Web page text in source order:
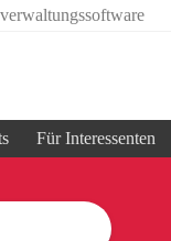
Für Interessenten